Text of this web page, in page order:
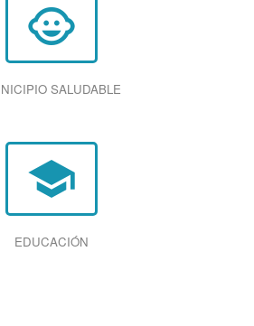
child_care
SALUDABLE
school
EDUCACIÓN